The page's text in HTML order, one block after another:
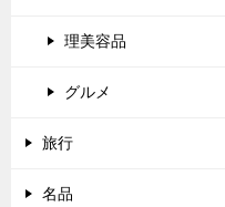
理美容品
グルメ
旅行
名品